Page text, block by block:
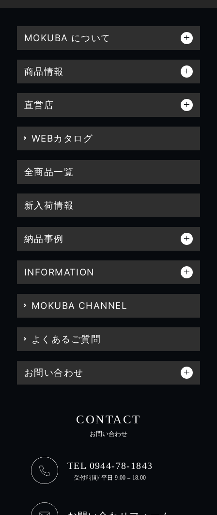
MOKUBA について
商品情報
直営店
WEBカタログ
全商品一覧
新入荷情報
納品事例
INFORMATION
MOKUBA CHANNEL
よくあるご質問
お問い合わせ
CONTACT
お問い合わせ
TEL 0944-78-1843
受付時間/ 平日 9:00 – 18:00